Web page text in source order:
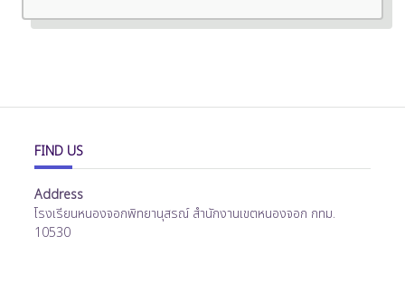
FIND US
Address
โรงเรียนหนองจอกพิทยานุสรณ์ สำนักงานเขตหนองจอก กทม.
10530